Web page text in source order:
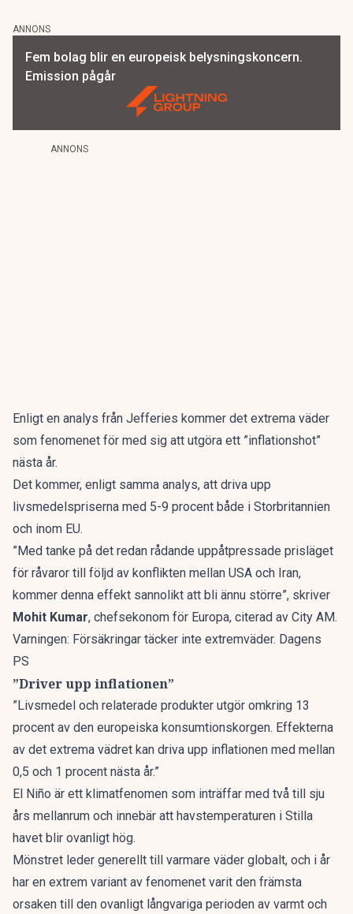
ANNONS
Fem bolag blir en europeisk belysningskoncern.
Emission pågår
ANNONS
Enligt en analys från Jefferies kommer det extrema väder
som fenomenet för med sig att utgöra ett ”inflationshot”
nästa år.
Det kommer, enligt samma analys, att driva upp
livsmedelspriserna med 5-9 procent både i Storbritannien
och inom EU.
”Med tanke på det redan rådande uppåtpressade prisläget
för råvaror till följd av konflikten mellan USA och Iran,
kommer denna effekt sannolikt att bli ännu större”, skriver
Mohit Kumar, chefsekonom för Europa, citerad av City AM.
Varningen: Försäkringar täcker inte extremväder. Dagens
PS
”Driver upp inflationen”
”Livsmedel och relaterade produkter utgör omkring 13
procent av den europeiska konsumtionskorgen. Effekterna
av det extrema vädret kan driva upp inflationen med mellan
0,5 och 1 procent nästa år.”
El Niño är ett klimatfenomen som inträffar med två till sju
års mellanrum och innebär att havstemperaturen i Stilla
havet blir ovanligt hög.
Mönstret leder generellt till varmare väder globalt, och i år
har en extrem variant av fenomenet varit den främsta
orsaken till den ovanligt långvariga perioden av varmt och